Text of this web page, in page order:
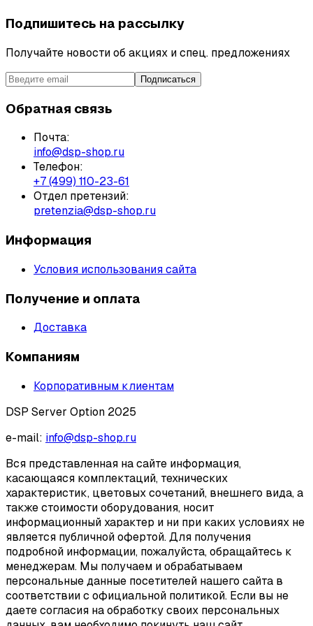
Подпишитесь на рассылку
Получайте новости об акциях и спец. предложениях
Подписаться
Обратная связь
Почта:
info@dsp-shop.ru
Телефон:
+7 (499) 110-23-61
Отдел претензий:
pretenzia@dsp-shop.ru
Информация
Условия использования сайта
Получение и оплата
Доставка
Компаниям
Корпоративным клиентам
DSP Server Option 2025
e-mail: info@dsp-shop.ru
Вся представленная на сайте информация,
касающаяся комплектаций, технических
характеристик, цветовых сочетаний, внешнего вида, а
также стоимости оборудования, носит
информационный характер и ни при каких условиях не
является публичной офертой. Для получения
подробной информации, пожалуйста, обращайтесь к
менеджерам. Мы получаем и обрабатываем
персональные данные посетителей нашего сайта в
соответствии с официальной политикой. Если вы не
даете согласия на обработку своих персональных